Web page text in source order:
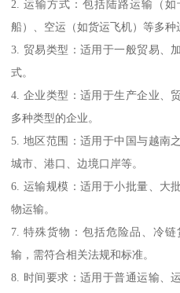
2. 运输方式：包括陆路运输（
船）、空运（如货运飞机）等多种
3. 贸易类型：适用于一般贸易、
式。
4. 企业类型：适用于生产企业、
多种类型的企业。
5. 地区范围：适用于中国与越南
城市、港口、边境口岸等。
6. 运输规模：适用于小批量、大
物运输。
7. 特殊货物：包括危险品、冷
输，需符合相关法规和标准。
8. 时间要求：适用于普通运输、